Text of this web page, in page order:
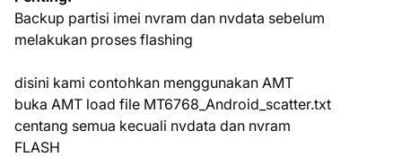
Backup partisi imei nvram dan nvdata sebelum
melakukan proses flashing
disini kami contohkan menggunakan AMT
buka AMT load file MT6768_Android_scatter.txt
centang semua kecuali nvdata dan nvram
FLASH